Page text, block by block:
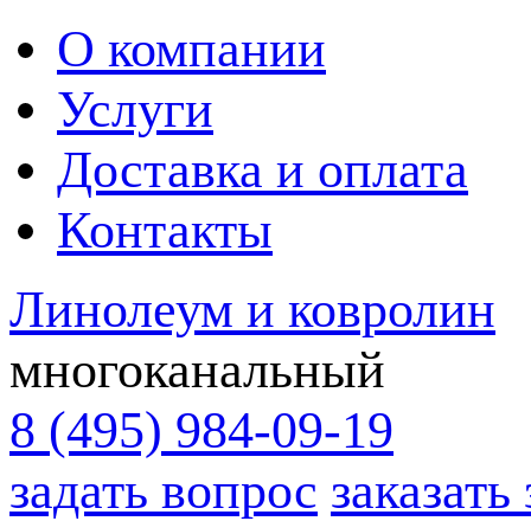
О компании
Услуги
Доставка и оплата
Контакты
Линолеум и ковролин
многоканальный
8 (495) 984-09-19
задать вопрос